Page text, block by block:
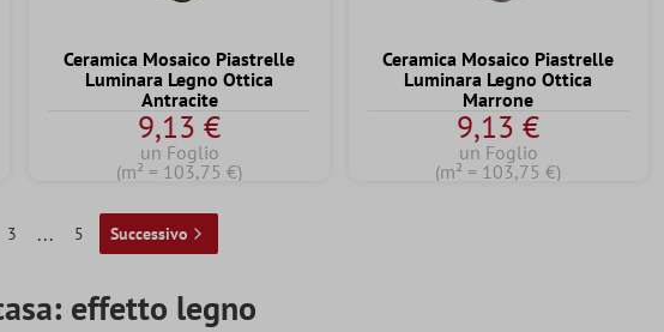
Ceramica Mosaico Piastrelle
Luminara Legno Ottica
Antracite
9,13 €
un Foglio
(m² = 103,75 €)
Ceramica Mosaico Piastrelle
Luminara Legno Ottica
Marrone
9,13 €
un Foglio
(m² = 103,75 €)
3 ... 5 Successivo
effetto legno